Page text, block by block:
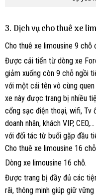
3. Dịch vụ cho thuê xe
Cho thuê xe limousine 9 chỗ
Được cải tiến từ dòng xe
giảm xuống còn 9 chỗ ngồi
với một cái tên vô cùng
xe này được trang bị nhiều
cổng sạc điện thoại, wifi, Tv
doanh nhân, khách VIP,
với đối tác từ buổi gặp đầu
Cho thuê xe limousine 16
Dòng xe limousine 16 chỗ.
Được trang bị đầy đủ các
rãi, thông minh giúp giữ